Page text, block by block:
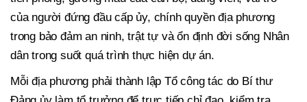
của người đứng đầu cấp ủy, chính quyền địa phương
trong bảo đảm an ninh, trật tự và ổn định đời sống Nhân
dân trong suốt quá trình thực hiện dự án.
Mỗi địa phương phải thành lập Tổ công tác do Bí thư